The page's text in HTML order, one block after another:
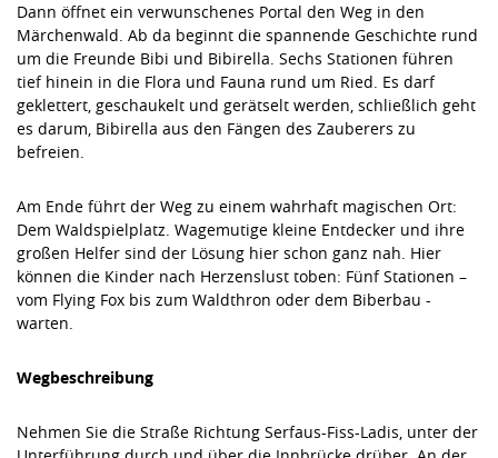
Dann öffnet ein verwunschenes Portal den Weg in den
Märchenwald. Ab da beginnt die spannende Geschichte rund
um die Freunde Bibi und Bibirella. Sechs Stationen führen
tief hinein in die Flora und Fauna rund um Ried. Es darf
geklettert, geschaukelt und gerätselt werden, schließlich geht
es darum, Bibirella aus den Fängen des Zauberers zu
befreien.
Am Ende führt der Weg zu einem wahrhaft magischen Ort:
Dem Waldspielplatz. Wagemutige kleine Entdecker und ihre
großen Helfer sind der Lösung hier schon ganz nah. Hier
können die Kinder nach Herzenslust toben: Fünf Stationen –
vom Flying Fox bis zum Waldthron oder dem Biberbau -
warten.
Wegbeschreibung
Nehmen Sie die Straße Richtung Serfaus-Fiss-Ladis, unter der